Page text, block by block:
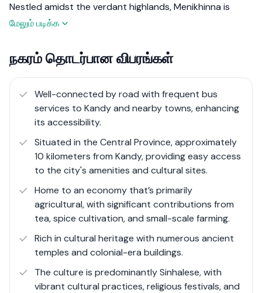
Nestled amidst the verdant highlands, Menikhinna is
known for its serene environment and lush landscapes.
accessibility to urban amenities provided by its
proximity to Kandy, the cultural heart of Sri Lanka.
Menikhinna is predominantly agricultural, with tea,
spices, and other crops being the mainstay of its
economy​.
efforts, Menikhinna offers a unique blend of cultural
richness and natural beauty. The town is poised for
growth, making it an appealing destination for both
residents and visitors seeking a serene yet connected
lifestyle.
மேலும் படிக்க
நகரம் தொடர்பான விபரங்கள்
Well-connected by road with frequent bus
services to Kandy and nearby towns, enhancing
its accessibility.
Situated in the Central Province, approximately
10 kilometers from Kandy, providing easy access
to the city's amenities and cultural sites.
Home to an economy that’s primarily
agricultural, with significant contributions from
tea, spice cultivation, and small-scale farming.
Rich in cultural heritage with numerous ancient
temples and colonial-era buildings.
The culture is predominantly Sinhalese, with
vibrant cultural practices, religious festivals, and